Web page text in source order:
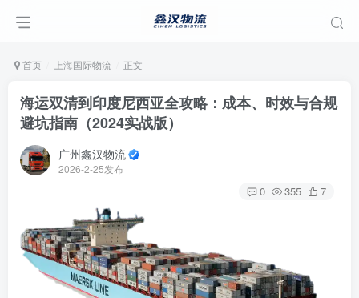
首页 上海国际物流 正文
海运双清到印度尼西亚全攻略：成本、时效与合规
避坑指南（2024实战版）
广州鑫汉物流
2026-2-25发布
0 355 7